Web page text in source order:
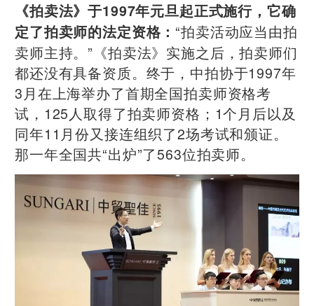
《拍卖法》于1997年元旦起正式施行，它确
定了拍卖师的法定资格： “拍卖活动应当由拍
卖师主持。”《拍卖法》实施之后，拍卖师们
都还没有具备资质。终于，中拍协于1997年
3月在上海举办了首期全国拍卖师资格考
试，125人取得了拍卖师资格；1个月后以及
同年11月份又接连组织了2场考试和颁证。
那一年全国共“出炉”了563位拍卖师。